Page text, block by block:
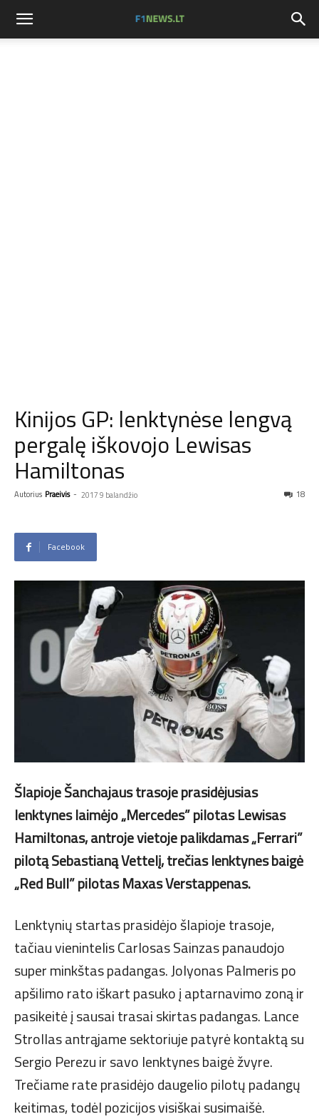
Kinijos GP: lenktynėse lengvą
pergalę iškovojo Lewisas
Hamiltonas
Autorius Praeivis - 2017 9 balandžio 18
Facebook
Šlapioje Šanchajaus trasoje prasidėjusias
lenktynes laimėjo „Mercedes” pilotas Lewisas
Hamiltonas, antroje vietoje palikdamas „Ferrari”
pilotą Sebastianą Vettelį, trečias lenktynes baigė
„Red Bull” pilotas Maxas Verstappenas.
Lenktynių startas prasidėjo šlapioje trasoje,
tačiau vienintelis Carlosas Sainzas panaudojo
super minkštas padangas. Jolyonas Palmeris po
apšilimo rato iškart pasuko į aptarnavimo zoną ir
pasikeitė į sausai trasai skirtas padangas. Lance
Strollas antrąjame sektoriuje patyrė kontaktą su
Sergio Perezu ir savo lenktynes baigė žvyre.
Trečiame rate prasidėjo daugelio pilotų padangų
keitimas, todėl pozicijos visiškai susimaišė.